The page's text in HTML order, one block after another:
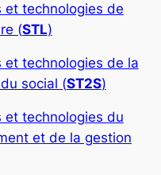
et technologies de
(STL)
et technologies de la
social (ST2S)
et technologies du
et de la gestion